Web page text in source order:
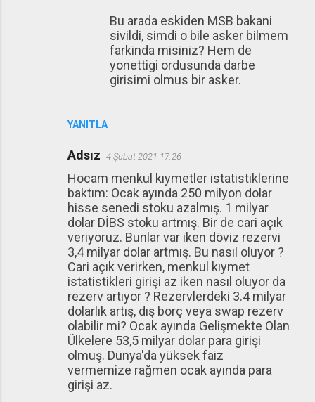
YANITLA
Bu arada eskiden MSB bakani
sivildi, simdi o bile asker bilmem
farkinda misiniz? Hem de
yonettigi ordusunda darbe
girisimi olmus bir asker.
Adsız 4 Şubat 2021 17:26
Hocam menkul kıymetler istatistiklerine
baktım: Ocak ayında 250 milyon dolar
hisse senedi stoku azalmış. 1 milyar
dolar DİBS stoku artmış. Bir de cari açık
veriyoruz. Bunlar var iken döviz rezervi
3,4 milyar dolar artmış. Bu nasıl oluyor ?
Cari açık verirken, menkul kıymet
istatistikleri girişi az iken nasıl oluyor da
rezerv artıyor ? Rezervlerdeki 3.4 milyar
dolarlık artış, dış borç veya swap rezerv
olabilir mi? Ocak ayında Gelişmekte Olan
Ülkelere 53,5 milyar dolar para girişi
olmuş. Dünya'da yüksek faiz
vermemize rağmen ocak ayında para
girişi az.